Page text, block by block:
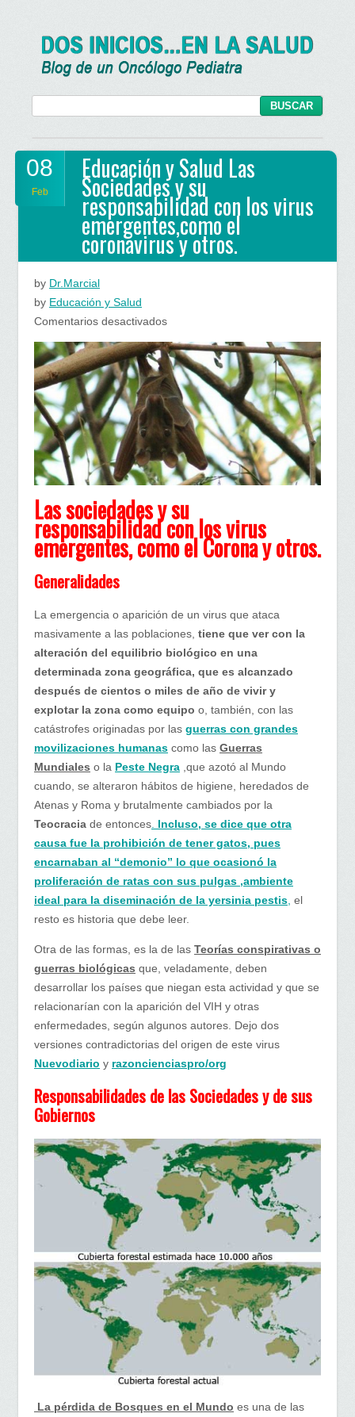
08
Feb
Educación y Salud Las
Sociedades y su
responsabilidad con los virus
emergentes,como el
coronavirus y otros.
by Dr.Marcial
by Educación y Salud
Comentarios desactivadosen
Educación
y
Salud
Las
Sociedades
y
su
responsabilidad
los
virus
emergentes,como
Las sociedades y su
responsabilidad con los virus
emergentes, como el Corona y otros.
Generalidades
La emergencia o aparición de un virus que ataca
masivamente a las poblaciones, tiene que ver con la
alteración del equilibrio biológico en una
determinada zona geográfica, que es alcanzado
después de cientos o miles de año de vivir y
explotar la zona como equipo o, también, con las
catástrofes originadas por las guerras con grandes
movilizaciones humanas como las Guerras
Mundiales o la Peste Negra ,que azotó al Mundo
cuando, se alteraron hábitos de higiene, heredados de
Atenas y Roma y brutalmente cambiados por la
Teocracia de entonces Incluso, se dice que otra
causa fue la prohibición de tener gatos, pues
encarnaban al “demonio” lo que ocasionó la
proliferación de ratas con sus pulgas ,ambiente
ideal para la diseminación de la yersinia pestis el
resto es historia que debe leer.
Otra de las formas, es la de las Teorías conspirativas o
guerras biológicas que, veladamente, deben
desarrollar los países que niegan esta actividad y que se
relacionarían con la aparición del VIH y otras
enfermedades, según algunos autores. Dejo dos
versiones contradictorias del origen de este virus
Nuevodiario y razoncienciaspro/org
Responsabilidades de las Sociedades y de sus
Gobiernos
La pérdida de Bosques en el Mundo es una de las